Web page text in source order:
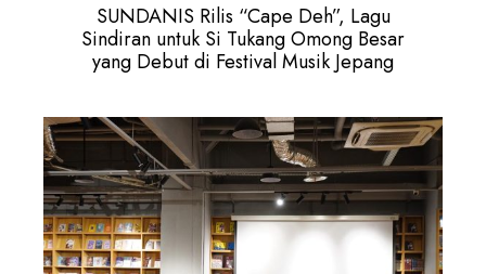
SUNDANIS Rilis “Cape Deh”, Lagu
Sindiran untuk Si Tukang Omong Besar
yang Debut di Festival Musik Jepang